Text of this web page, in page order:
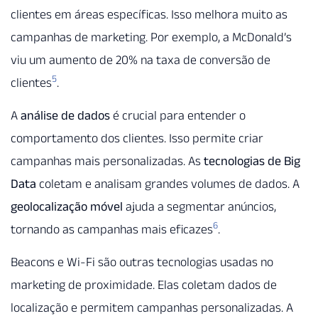
clientes em áreas específicas. Isso melhora muito as
campanhas de marketing. Por exemplo, a McDonald’s
viu um aumento de 20% na taxa de conversão de
clientes5.
A análise de dados é crucial para entender o
comportamento dos clientes. Isso permite criar
campanhas mais personalizadas. As tecnologias de Big
Data coletam e analisam grandes volumes de dados. A
geolocalização móvel ajuda a segmentar anúncios,
tornando as campanhas mais eficazes6.
Beacons e Wi-Fi são outras tecnologias usadas no
marketing de proximidade. Elas coletam dados de
localização e permitem campanhas personalizadas. A